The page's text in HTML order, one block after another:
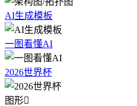
AI生成模板
一图看懂AI
2026世界杯
图形